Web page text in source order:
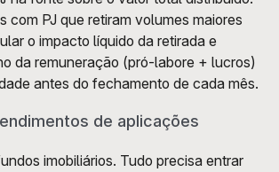
com PJ que retiram volumes maiores
o impacto líquido da retirada e
da remuneração (pró-labore + lucros)
antes do fechamento de cada mês.
de aplicações
imobiliários. Tudo precisa entrar